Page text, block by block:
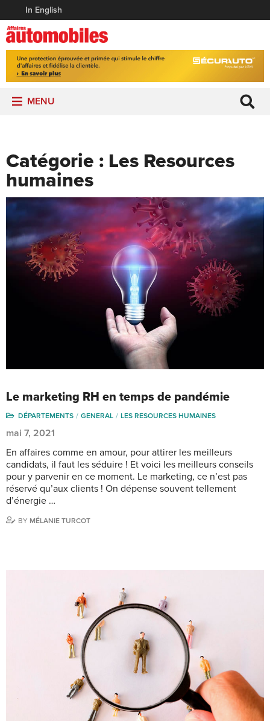
In English
MENU
Catégorie : Les Resources
humaines
Le marketing RH en temps de pandémie
DÉPARTEMENTS GENERAL LES RESOURCES HUMAINES
mai 7, 2021
En affaires comme en amour, pour attirer les meilleurs
candidats, il faut les séduire ! Et voici les meilleurs conseils
pour y parvenir en ce moment. Le marketing, ce n’est pas
réservé qu’aux clients ! On dépense souvent tellement
d’énergie …
BY MÉLANIE TURCOT